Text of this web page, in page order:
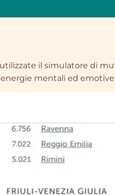
il simulatore di
mentali ed